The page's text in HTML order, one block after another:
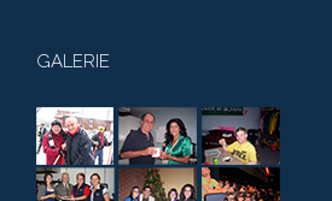
GALERIE